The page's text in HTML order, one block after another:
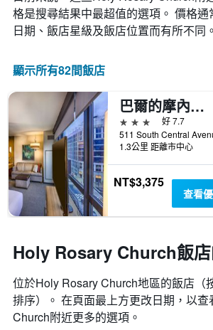
格是搜尋結果中最超值的選項。 價格
日期、飯店星級及飯店位置而有所不同。
顯示所有82間飯店
巴爾的摩內港凱悅嘉軒酒店 - 巴爾的摩
3星級
好 7.7
1.3公里 距離市中心
NT$3,375
查看
Holy Rosary Church飯
位於Holy Rosary Church​地區的飯店（
排序）。 在頁面最上方更改日期，以
Church​附近更多的選項。